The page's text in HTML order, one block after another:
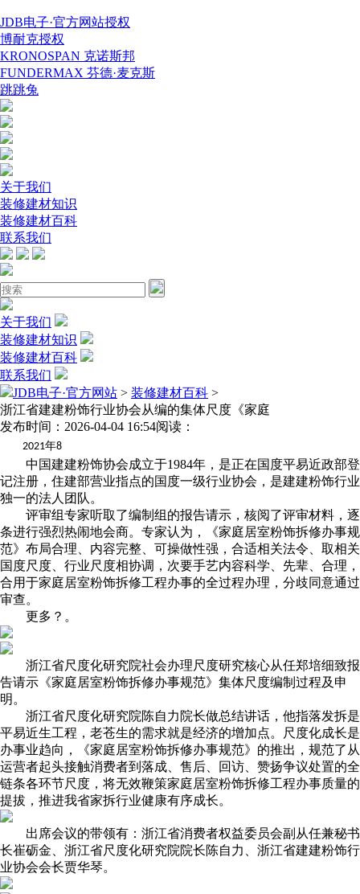
JDB电子·官方网站授权
博耐克授权
KRONOSPAN 克诺斯邦
FUNDERMAX 芬德·麦克斯
跳跳兔
关于我们
装修建材知识
装修建材百科
联系我们
关于我们
装修建材知识
装修建材百科
联系我们
JDB电子·官方网站 > 装修建材百科 >
浙江省建建粉饰行业协会从编的集体尺度《家庭
发布时间：2026-04-04 16:54阅读：
2021年8
中国建建粉饰协会成立于1984年，是正在国度平易近政部登
记注册，住建部营业指点的国度一级行业协会，是建建粉饰行业
独一的法人团队。
评审组专家听取了编制组的报告请示，核阅了评审材料，逐
条进行强烈热闹地会商。专家认为，《家庭居室粉饰拆修办事规
范》布局合理、内容完整、可操做性强，合适相关法令、取相关
国度尺度、行业尺度相协调，次要手艺内容科学、先辈、合理，
合用于家庭居室粉饰拆修工程办事的全过程办理，分歧同意通过
审查。
更多？。
浙江省尺度化研究院社会办理尺度研究核心从任郑培细致报
告请示《家庭居室粉饰拆修办事规范》集体尺度编制过程及申
明。
浙江省尺度化研究院陈自力院长做总结讲话，他指落发拆是
平易近生工程，老苍生的需求就是经济的增加点。尺度化成长是
办事业趋向，《家庭居室粉饰拆修办事规范》的推出，规范了从
运营者起头接触消费者到落成、售后、回访、赞扬争议处置的全
链条各环节尺度，将无效鞭策家庭居室粉饰拆修工程办事质量的
提拔，推进我省家拆行业健康有序成长。
出席会议的带领有：浙江省消费者权益委员会副从任兼秘书
长崔砺金、浙江省尺度化研究院院长陈自力、浙江省建建粉饰行
业协会会长贾华琴。